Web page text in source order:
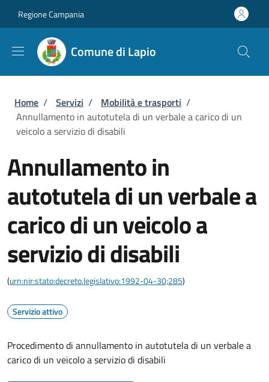
Regione Campania
Comune di Lapio
Briciole di pane
Home / Servizi / Mobilità e trasporti /
Annullamento in autotutela di un verbale a carico di un
veicolo a servizio di disabili
Annullamento in
autotutela di un verbale a
carico di un veicolo a
servizio di disabili
(urn:nir:stato:decreto.legislativo:1992-04-30;285)
Servizio attivo
Procedimento di annullamento in autotutela di un verbale a
carico di un veicolo a servizio di disabili